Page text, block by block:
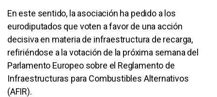
En este sentido, la asociación ha pedido a los
eurodiputados que voten a favor de una acción
decisiva en materia de infraestructura de recarga,
refiriéndose a la votación de la próxima semana del
Parlamento Europeo sobre el Reglamento de
Infraestructuras para Combustibles Alternativos
(AFIR).